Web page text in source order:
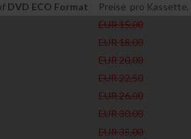
BluRay, USB Stick und
DVD ECO Format
Preise pro Kassette,
EUR 15,00
EUR 18,00
EUR 20,00
EUR 22,50
EUR 26,00
EUR 30,00
EUR 35,00